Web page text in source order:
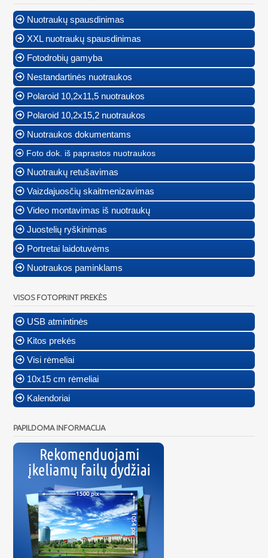
Nuotraukų spausdinimas
XXL nuotraukų spausdinimas
Fotodrobių gamyba
Nestandartinės nuotraukos
Polaroid 10,2x11,5 nuotraukos
Polaroid 10,2x15,2 nuotraukos
Nuotraukos dokumentams
Foto dok. iš paprastos nuotraukos
Nuotraukų retušavimas
Vaizdajuosčių skaitmenizavimas
Video montavimas iš nuotraukų
Juostelių ryškinimas
Portretai laidotuvėms
Nuotraukos paminklams
VISOS FOTOPRINT PREKĖS
USB atmintinės
Kitos prekės
Visi rėmeliai
10x15 cm rėmeliai
Kalendoriai
PAPILDOMA INFORMACIJA